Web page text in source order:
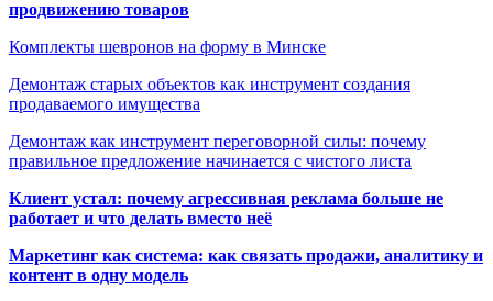
продвижению товаров
Комплекты шевронов на форму в Минске
Демонтаж старых объектов как инструмент создания
продаваемого имущества
Демонтаж как инструмент переговорной силы: почему
правильное предложение начинается с чистого листа
Клиент устал: почему агрессивная реклама больше не
работает и что делать вместо неё
Маркетинг как система: как связать продажи, аналитику и
контент в одну модель